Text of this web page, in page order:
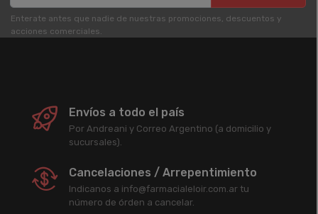
Enterate antes que nadie de nuestras promociones, descuentos y
acciones comerciales.
Envíos a todo el país
Por Andreani y Correo Argentino (a domicilio y
sucursales).
Cancelaciones / Arrepentimiento
Indicanos a info@farmacialeloir.com.ar tu
número de órden a cancelar.